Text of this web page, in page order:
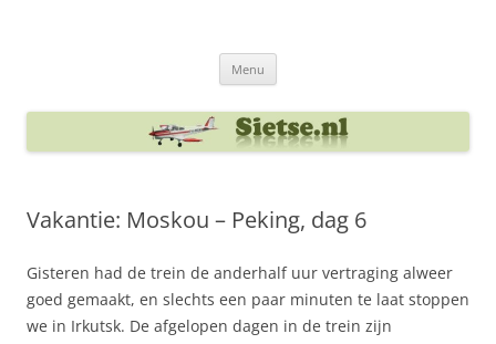
Menu
Vakantie: Moskou – Peking, dag 6
Gisteren had de trein de anderhalf uur vertraging alweer
goed gemaakt, en slechts een paar minuten te laat stoppen
we in Irkutsk. De afgelopen dagen in de trein zijn